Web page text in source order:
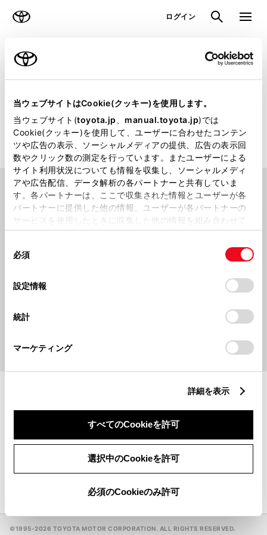
当ウェブサイトはCookie(クッキー)を使用します。
当ウェブサイト(toyota.jp manual.toyota.jp)では
Cookie(クッキー)を使用して、ユーザーに合わせたコンテン
ツや広告の表示、ソーシャルメディアの提供、広告の表示回
数やクリック数の測定を行っています。またユーザーによる
サイト利用状況についても情報を収集し、ソーシャルメディ
アや広告配信、データ解析の各パートナーと共有していま
す。各パートナーは、ここで収集された情報とユーザーが各
パートナーに提供した他の情報、ユーザーが各パートナーの
サービスを使用したときに収集した他の情報を組み合わせて
使用することがあります。当ウェブサイトの使用を続行する
デバイスにすべてのCookie(クッキー)が保存されることに同
意したことになります。Cookie(クッキー)のオプトアウト、
設定の変更、同意を撤回したりするにあたっては、当社の
「Cookie（クッキー）情報の取り扱いについて
」をご覧くだ
必須
設定情報
統計
マーケティング
詳細を表示
すべてのCookieを許可
選択中のCookieを許可
必須のCookieのみ許可
ログイン 検索 メニュ
ラインアップ トピックス
販売店検索
トヨタのクルマを取り扱っている日本全国の販売店をお探しいた
だけます
場所から探す
探す
地名・駅名・店名・郵便番号から検索できます。
ウェルキャブステーション
GR GARAGE
一覧
©1995-2026 TOYOTA MOTOR CORPORATION. ALL RIGHTS RESERVED.